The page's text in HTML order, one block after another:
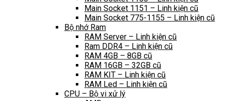
Main Socket 1151 – Linh kiện cũ
Main Socket 775-1155 – Linh kiện cũ
Bộ nhớ Ram
RAM Server – Linh kiện cũ
Ram DDR4 – Linh kiện cũ
RAM 4GB – 8GB cũ
RAM 16GB – 32GB cũ
RAM KIT – Linh kiện cũ
RAM Led – Linh kiện cũ
CPU – Bộ vi xử lý